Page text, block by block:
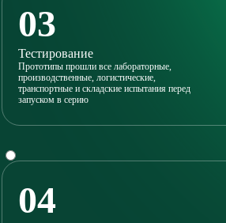
03
Тестирование
Прототипы прошли все лабораторные,
производственные, логистические,
транспортные и складские испытания перед
запуском в серию
04